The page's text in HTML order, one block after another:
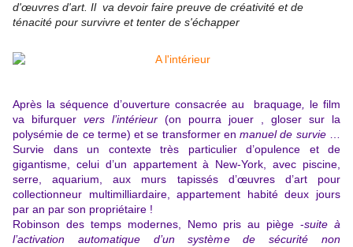
d'œuvres d'art. Il va devoir faire preuve de créativité et de
ténacité pour survivre et tenter de s'échapper
Après la séquence d’ouverture consacrée au braquage
le film
va bifurquer vers l’intérieur (on pourra jouer , gloser sur la
polysémie de ce terme) et se transformer enmanuel de survie…
Survie dans un contexte très particulier d’opulence et de
gigantisme, celui d’un appartement à New-York, avec piscine,
serre, aquarium, aux murs tapissés d’œuvres d’art pour
collectionneur multimilliardaire, appartement habité deux jours
par an par son propriétaire !
Robinson des temps modernes, Nemo pris au piège -suite à
l’activation automatique d’un système de sécurité non